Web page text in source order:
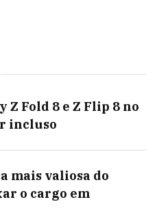
Z Fold 8 e Z Flip 8 no
incluso
mais valiosa do
o cargo em